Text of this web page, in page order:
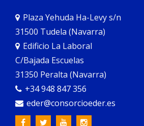
Plaza Yehuda Ha-Levy s/n
31500 Tudela (Navarra)
Edificio La Laboral
C/Bajada Escuelas
31350 Peralta (Navarra)
+34 948 847 356
eder@consorcioeder.es